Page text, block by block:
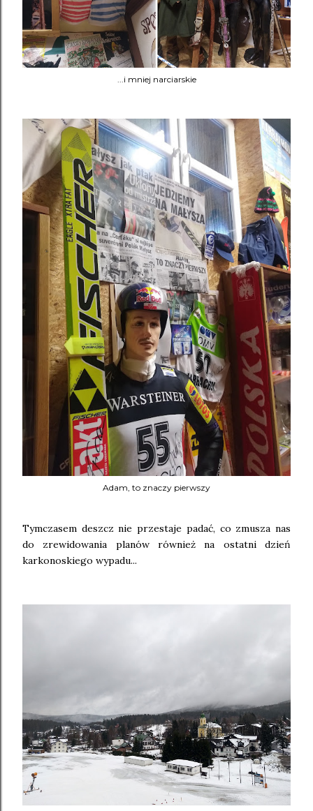
...i mniej narciarskie
Adam, to znaczy pierwszy
Tymczasem deszcz nie przestaje padać, co zmusza nas
do zrewidowania planów również na ostatni dzień
karkonoskiego wypadu...